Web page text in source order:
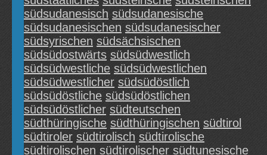
südsudanesisch südsudanesische
südsudanesischen südsudanesischer
südsyrischen südsächsischen
südsüdostwärts südsüdwestlich
südsüdwestliche südsüdwestlichen
südsüdwestlicher südsüdöstlich
südsüdöstliche südsüdöstlichen
südsüdöstlicher südteutschen
südthüringische südthüringischen südtirol
südtiroler südtirolisch südtirolische
südtirolischen südtirolischer südtunesische